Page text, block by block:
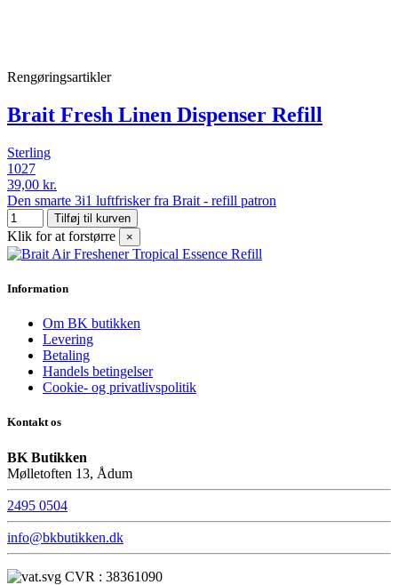
Rengøringsartikler
Brait Fresh Linen Dispenser Refill
Sterling
1027
39,00 kr.
Den smarte 3i1 luftfrisker fra Brait - refill patron
Tilføj til kurven
Klik for at forstørre ×
Information
Om BK butikken
Levering
Betaling
Handels betingelser
Cookie- og privatlivspolitik
Kontakt os
BK Butikken
Mølletoften 13, Ådum
2495 0504
info@bkbutikken.dk
CVR : 38361090